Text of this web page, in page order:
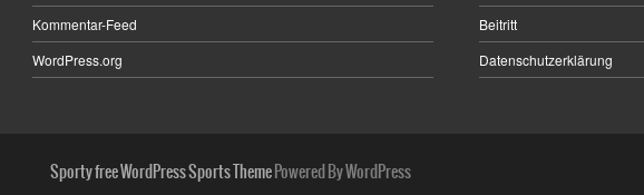
Kommentar-Feed
WordPress.org
Beitritt
Datenschutzerklärung
Sporty free WordPress Sports ThemePowered By WordPress